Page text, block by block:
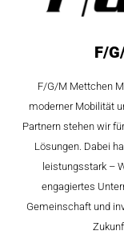
F/
F/G/M Mettchen
moderner Mobilität
Partnern stehen wir
Lösungen. Dabei
leistungsstark –
engagiertes
Gemeinschaft und